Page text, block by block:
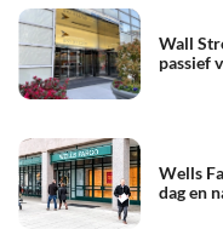
Wall
passief
Wells
dag en